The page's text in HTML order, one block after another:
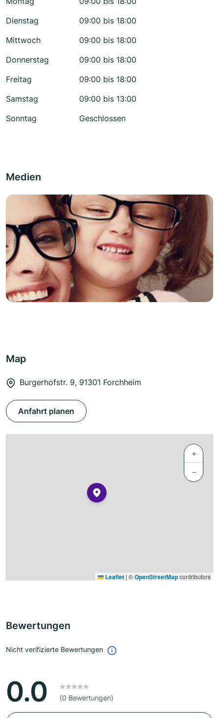
Dienstag
09:00 bis 18:00
Mittwoch
09:00 bis 18:00
Donnerstag
09:00 bis 18:00
Freitag
09:00 bis 18:00
Samstag
09:00 bis 13:00
Sonntag
Geschlossen
Medien
Map
Burgerhofstr. 9, 91301 Forchheim
Anfahrt planen
+
−
Leaflet | ©OpenStreetMapcontributors
Bewertungen
Nicht verifizierte Bewertungen
0.0 (0 Bewertungen)